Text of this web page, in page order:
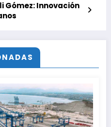
Gómez: Innovación